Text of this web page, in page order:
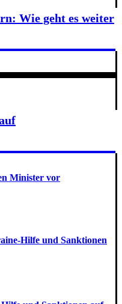
Wie geht es weiter
Minister vor
Hilfe und Sanktionen